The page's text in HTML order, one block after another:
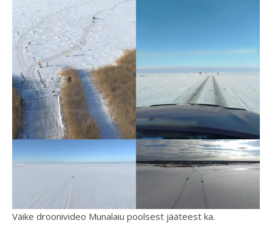
Väike droonivideo Munalaiu poolsest jääteest ka.